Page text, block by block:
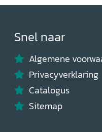
Snel naar
Algemene
Privacyverklaring
Catalogus
Sitemap